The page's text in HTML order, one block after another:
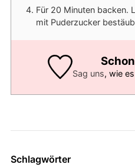
Für 20 Minuten backen.
mit Puderzucker
Sag uns, wie
Schlagwörter